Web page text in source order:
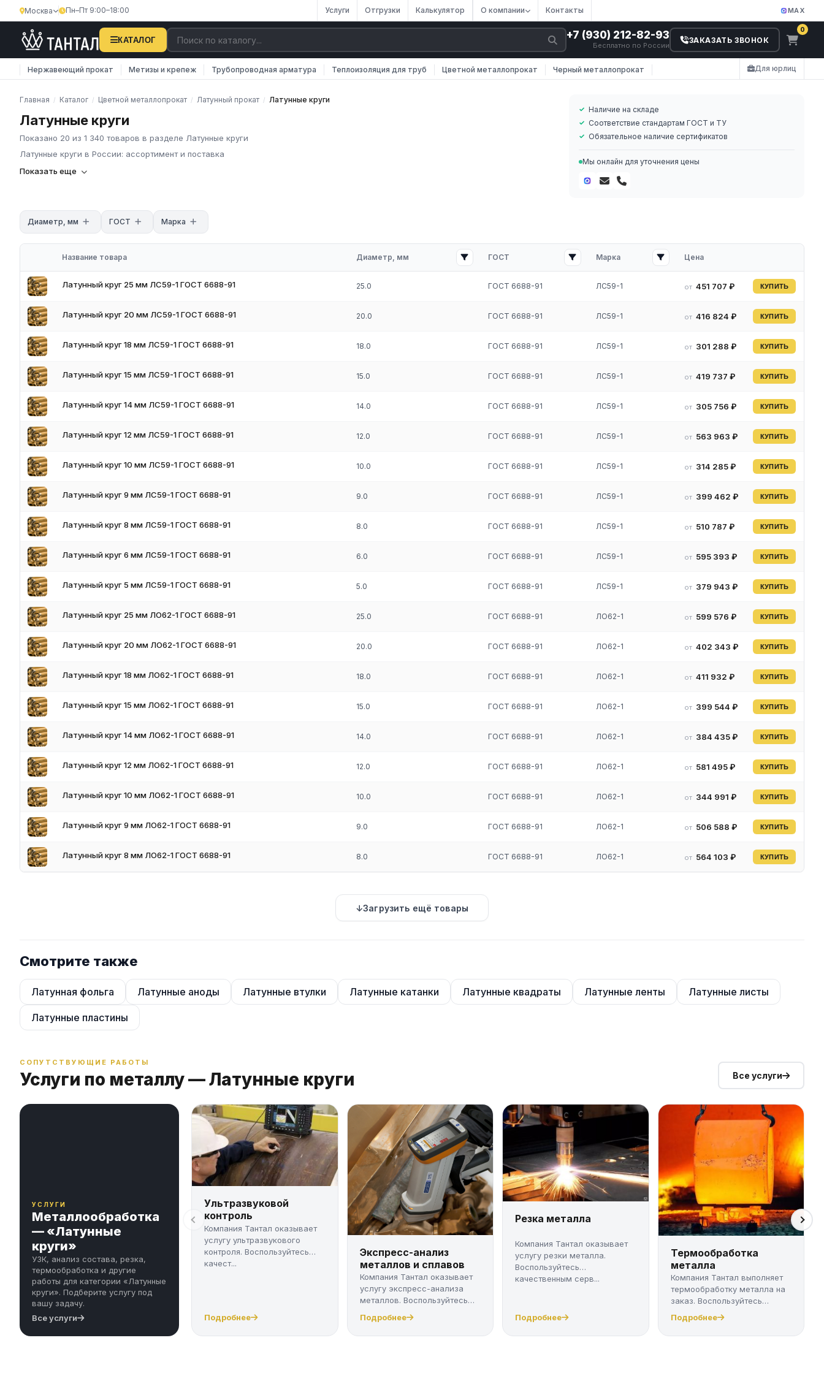
Москва Пн–Пт 9:00–18:00 Услуги Отгрузки Калькулятор О компании Контакты MAX
КАТАЛОГ +7 (930) 212-82-93
Бесплатно по России
ЗАКАЗАТЬ ЗВОНОК
0
Нержавеющий прокат Метизы и крепеж Трубопроводная арматура Теплоизоляция для труб Цветной металлопрокат Черный металлопрокат Для юрлиц
Главная / Каталог / Цветной металлопрокат / Латунный прокат / Латунные круги
Латунные круги
Показано 20 из 1 340 товаров в разделе Латунные круги
Латунные круги в России: ассортимент и поставка
Латунные круги
Технологический процесс производства предполагает использование тянутого или прессованного способа.
Требования к изготовлению регламентированы стандартом 2060-2006. Свойства полуфабриката позволяют использовать его для
Основные характеристики
Пруток имеет вид бруска вытянутой формы. Отлично поддается механической обработке, включая пайку и сварку. В качестве сырья
используется латунь – литейная или деформируемая.
Полуфабрикат обладает повышенной коррозионной устойчивостью, пластичностью, отличается длительным сроком эксплуатации.
Но конечные свойства прутка зависят от химического состава, способа производства и состояния материала.
Классификация
Все виды прутков – и прессованные, и тянутые, имеют матовую поверхность. Их диаметр может составлять от 0,4 до 20 см. Круги
классифицируют по нескольким признакам:
по состоянию сырья – твердые, полутвердые и мягкие;
по способу изготовления – «Д», «Г»;
по точности производства – высокая, повышенная, нормальная.
По длине различают круги немерной длины, кратной мерной и мерной. Поставляются полуфабрикаты в бухтах или отрезках
Обрезают круги перпендикулярно оси, ровным сечением – без заусенцев. Мелкие прутки, диаметр которых составляет не более 4
Области применения
Прутки используются в различных сферах:
машиностроение;
судостроение;
космическая, авиационная отрасли.
Их задействуют также в электромеханических установках, при изготовлении запорной арматуры, в газорегулирующих системах,
Показать еще
Наличие на складе
Соответствие стандартам ГОСТ и ТУ
Обязательное наличие сертификатов
Мы онлайн для уточнения цены
Диаметр, мм ГОСТ Марка
Название товара Диаметр, мм ГОСТ Марка Цена
Латунный круг 25 мм ЛС59-1 ГОСТ 6688-91 25.0 ГОСТ 6688-91 ЛС59-1 от 451 707 ₽ КУПИТЬ
Латунный круг 20 мм ЛС59-1 ГОСТ 6688-91 20.0 ГОСТ 6688-91 ЛС59-1 от 416 824 ₽ КУПИТЬ
Латунный круг 18 мм ЛС59-1 ГОСТ 6688-91 18.0 ГОСТ 6688-91 ЛС59-1 от 301 288 ₽ КУПИТЬ
Латунный круг 15 мм ЛС59-1 ГОСТ 6688-91 15.0 ГОСТ 6688-91 ЛС59-1 от 419 737 ₽ КУПИТЬ
Латунный круг 14 мм ЛС59-1 ГОСТ 6688-91 14.0 ГОСТ 6688-91 ЛС59-1 от 305 756 ₽ КУПИТЬ
Латунный круг 12 мм ЛС59-1 ГОСТ 6688-91 12.0 ГОСТ 6688-91 ЛС59-1 от 563 963 ₽ КУПИТЬ
Латунный круг 10 мм ЛС59-1 ГОСТ 6688-91 10.0 ГОСТ 6688-91 ЛС59-1 от 314 285 ₽ КУПИТЬ
Латунный круг 9 мм ЛС59-1 ГОСТ 6688-91 9.0 ГОСТ 6688-91 ЛС59-1 от 399 462 ₽ КУПИТЬ
Латунный круг 8 мм ЛС59-1 ГОСТ 6688-91 8.0 ГОСТ 6688-91 ЛС59-1 от 510 787 ₽ КУПИТЬ
Латунный круг 6 мм ЛС59-1 ГОСТ 6688-91 6.0 ГОСТ 6688-91 ЛС59-1 от 595 393 ₽ КУПИТЬ
Латунный круг 5 мм ЛС59-1 ГОСТ 6688-91 5.0 ГОСТ 6688-91 ЛС59-1 от 379 943 ₽ КУПИТЬ
Латунный круг 25 мм ЛО62-1 ГОСТ 6688-91 25.0 ГОСТ 6688-91 ЛО62-1 от 599 576 ₽ КУПИТЬ
Латунный круг 20 мм ЛО62-1 ГОСТ 6688-91 20.0 ГОСТ 6688-91 ЛО62-1 от 402 343 ₽ КУПИТЬ
Латунный круг 18 мм ЛО62-1 ГОСТ 6688-91 18.0 ГОСТ 6688-91 ЛО62-1 от 411 932 ₽ КУПИТЬ
Латунный круг 15 мм ЛО62-1 ГОСТ 6688-91 15.0 ГОСТ 6688-91 ЛО62-1 от 399 544 ₽ КУПИТЬ
Латунный круг 14 мм ЛО62-1 ГОСТ 6688-91 14.0 ГОСТ 6688-91 ЛО62-1 от 384 435 ₽ КУПИТЬ
Латунный круг 12 мм ЛО62-1 ГОСТ 6688-91 12.0 ГОСТ 6688-91 ЛО62-1 от 581 495 ₽ КУПИТЬ
Латунный круг 10 мм ЛО62-1 ГОСТ 6688-91 10.0 ГОСТ 6688-91 ЛО62-1 от 344 991 ₽ КУПИТЬ
Латунный круг 9 мм ЛО62-1 ГОСТ 6688-91 9.0 ГОСТ 6688-91 ЛО62-1 от 506 588 ₽ КУПИТЬ
Латунный круг 8 мм ЛО62-1 ГОСТ 6688-91 8.0 ГОСТ 6688-91 ЛО62-1 от 564 103 ₽ КУПИТЬ
Загрузить ещё товары
Смотрите также
Латунная фольга Латунные аноды Латунные втулки Латунные катанки Латунные квадраты Латунные ленты Латунные листы
Латунные пластины
СОПУТСТВУЮЩИЕ РАБОТЫ
Услуги по металлу — Латунные круги Все услуги
УСЛУГИ
Металлообработка
— «Латунные
круги»
УЗК, анализ состава, резка,
термообработка и другие
работы для категории «Латунные
круги». Подберите услугу под
вашу задачу.
Все услуги
Ультразвуковой
контроль
Компания Тантал оказывает
услугу ультразвукового
контроля. Воспользуйтесь
качест...
Подробнее
Экспресс-анализ
металлов и сплавов
Компания Тантал оказывает
услугу экспресс-анализа
металлов. Воспользуйтесь
Подробнее
Резка металла
Компания Тантал оказывает
услугу резки металла.
Воспользуйтесь
качественным серв...
Подробнее
Термообработка
металла
Компания Тантал выполняет
термообработку металла на
заказ. Воспользуйтесь
качест...
Подробнее